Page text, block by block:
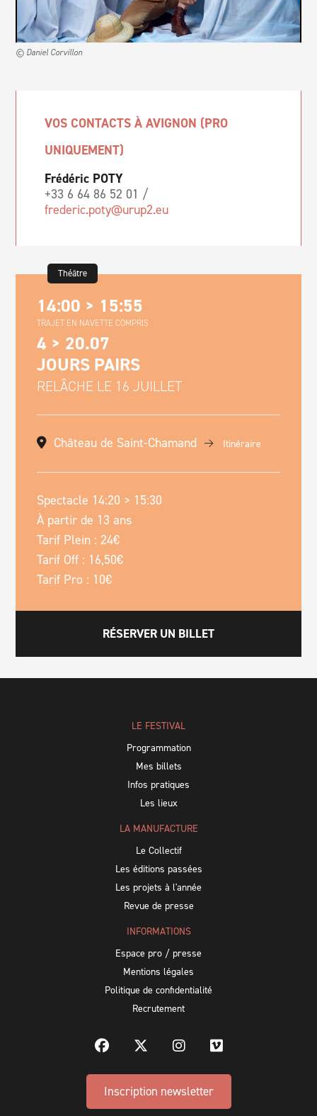
© Daniel Corvillon
VOS CONTACTS À AVIGNON (PRO
UNIQUEMENT)
Frédéric POTY
+33 6 64 86 52 01 /
frederic.poty@urup2.eu
Théâtre
14:00 > 15:55
TRAJET EN NAVETTE COMPRIS
4 > 20.07
JOURS PAIRS
RELÂCHE LE 16 JUILLET
Château de Saint-Chamand Itinéraire
Spectacle 14:20 > 15:30
À partir de 13 ans
Tarif Plein : 24€
Tarif Off : 16,50€
Tarif Pro : 10€
RÉSERVER UN BILLET
LE FESTIVAL
Programmation
Mes billets
Infos pratiques
Les lieux
LA MANUFACTURE
Le Collectif
Les éditions passées
Les projets à l'année
Revue de presse
INFORMATIONS
Espace pro / presse
Mentions légales
Politique de confidentialité
Recrutement
Inscription newsletter